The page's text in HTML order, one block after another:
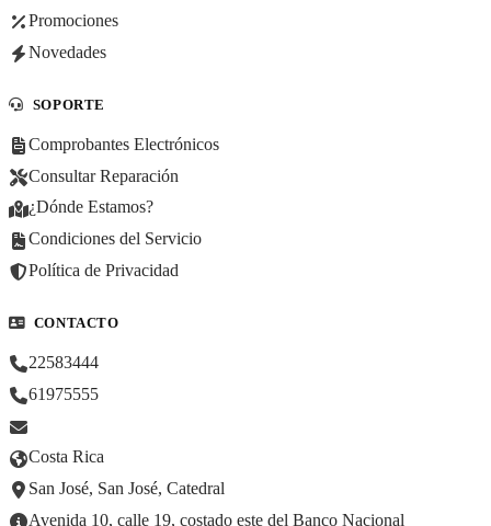
Promociones
Novedades
SOPORTE
Comprobantes Electrónicos
Consultar Reparación
¿Dónde Estamos?
Condiciones del Servicio
Política de Privacidad
CONTACTO
22583444
61975555
Costa Rica
San José, San José, Catedral
Avenida 10, calle 19, costado este del Banco Nacional